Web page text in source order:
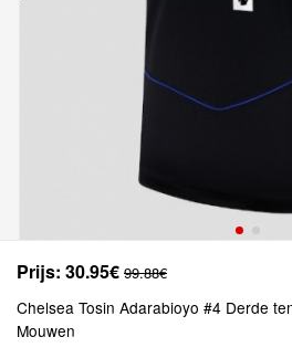
Prijs: 30.95€ 99.88€
Chelsea Tosin Adarabioyo #4 Derde
Mouwen